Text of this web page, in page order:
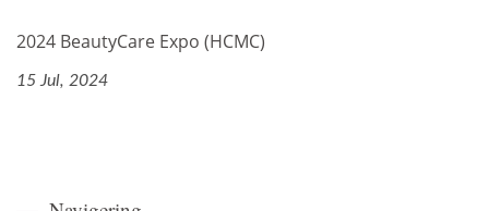
2024 BeautyCare Expo (HCMC)
15 Jul, 2024